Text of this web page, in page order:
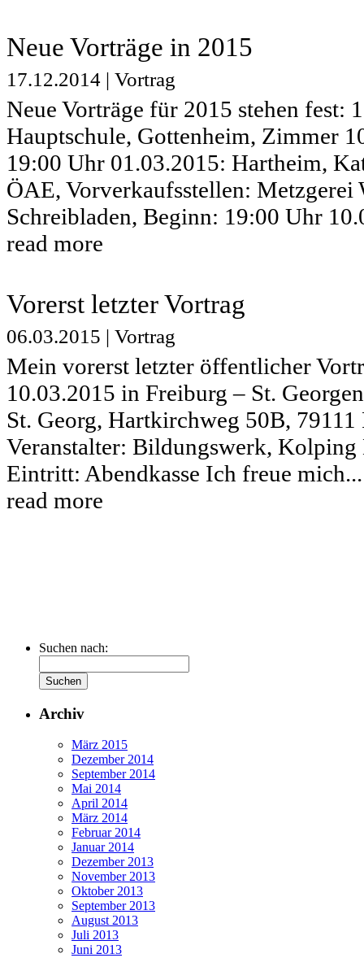
Neue Vorträge in 2015
17.12.2014 | Vortrag
Neue Vorträge für 2015 stehen fest:
Hauptschule, Gottenheim, Zimmer
19:00 Uhr 01.03.2015: Hartheim,
ÖAE, Vorverkaufsstellen: Metzgerei
Schreibladen, Beginn: 19:00 Uhr
read more
Vorerst letzter Vortrag
06.03.2015 | Vortrag
Mein vorerst letzter öffentlicher
10.03.2015 in Freiburg – St.
St. Georg, Hartkirchweg 50B,
Veranstalter: Bildungswerk,
Eintritt: Abendkasse Ich freue mich...
read more
Suchen nach:
Archiv
März 2015
Dezember 2014
September 2014
Mai 2014
April 2014
März 2014
Februar 2014
Januar 2014
Dezember 2013
November 2013
Oktober 2013
September 2013
August 2013
Juli 2013
Juni 2013